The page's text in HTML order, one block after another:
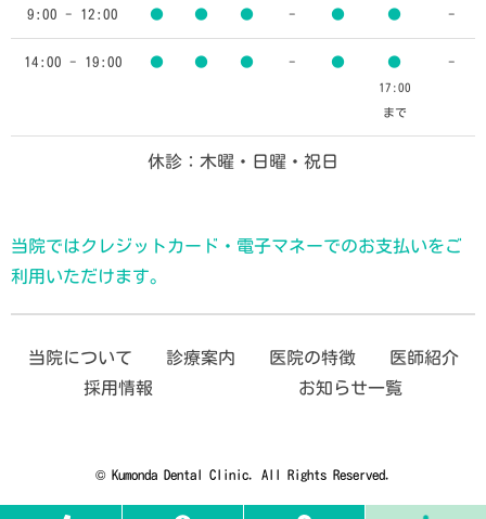
9:00 - 12:00 ● ● ● - ● ● -
14:00 - 19:00 ● ● ● - ● ●
17:00
まで
-
休診：木曜・日曜・祝日
当院ではクレジットカード・電子マネーでのお支払いをご
利用いただけます。
当院について 診療案内 医院の特徴
医師紹介
採用情報
お知らせ一覧
© Kumonda Dental Clinic. All Rights Reserved.